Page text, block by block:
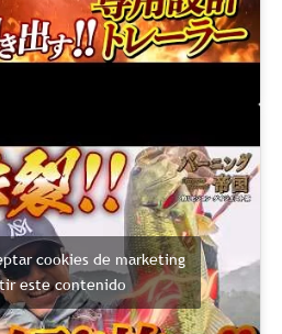
cookies de marketing
este contenido